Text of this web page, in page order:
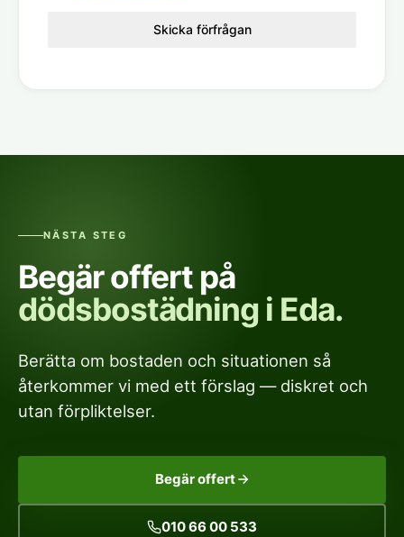
Skicka förfrågan
NÄSTA STEG
Begär offert på
dödsbostädning i Eda.
Berätta om bostaden och situationen så
återkommer vi med ett förslag — diskret och
utan förpliktelser.
Begär offert
010 66 00 533